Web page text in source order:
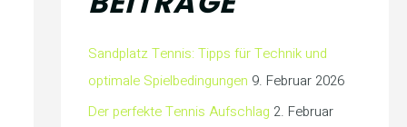
Sandplatz Tennis: Tipps für Technik und
optimale Spielbedingungen 9. Februar 2026
Der perfekte Tennis Aufschlag 2. Februar